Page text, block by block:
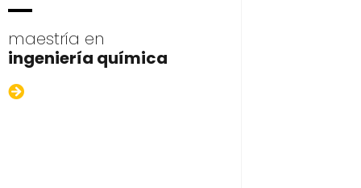
maestría en
ingeniería química